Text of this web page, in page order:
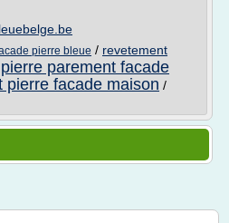
pierre bleue / revetement
pierre parement facade
pierre facade maison /